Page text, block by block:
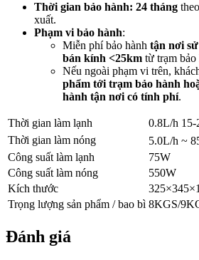
Thời gian bảo hành: 24 tháng
xuất.
Phạm vi bảo hành:
Miễn phí bảo hành tận nơi
bán kính <25km từ trạm bảo
Nếu ngoài phạm vi trên,
phẩm tới trạm bảo hành
hành tận nơi có tính phí.
Thời gian làm lạnh
0.8L/h 15-
Thời gian làm nóng
5.0L/h ~
Công suất làm lạnh
75W
Công suất làm nóng
550W
Kích thước
Trọng lượng sản phẩm / bao bì 8KGS/
Đánh giá